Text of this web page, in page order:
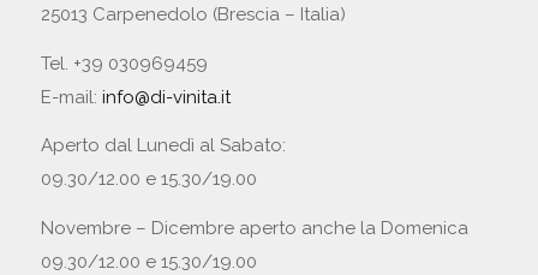
25013 Carpenedolo (Brescia – Italia)
Tel. +39 030969459
E-mail: info@di-vinita.it
Aperto dal Lunedì al Sabato:
09.30/12.00 e 15.30/19.00
Novembre – Dicembre aperto anche la Domenica
09.30/12.00 e 15.30/19.00